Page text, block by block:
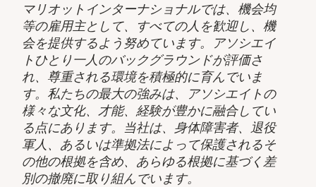
マリオットインターナショナルでは、機会均
等の雇用主として、すべての人を歓迎し、機
会を提供するよう努めています。アソシエイ
トひとり一人のバックグラウンドが評価さ
れ、尊重される環境を積極的に育んでいま
す。私たちの最大の強みは、アソシエイトの
様々な文化、才能、経験が豊かに融合してい
る点にあります。当社は、身体障害者、退役
軍人、あるいは準拠法によって保護されるそ
の他の根拠を含め、あらゆる根拠に基づく差
別の撤廃に取り組んでいます。